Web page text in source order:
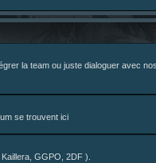
la team ou juste dialoguer avec
se trouvent ici
GGPO, 2DF ).